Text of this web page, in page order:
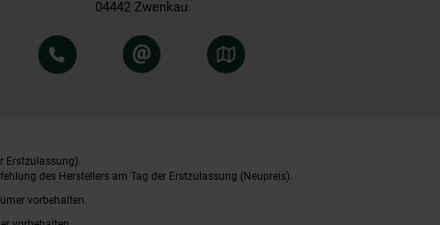
04442 Zwenkau
Erstzulassung).
des Herstellers am Tag der Erstzulassung (Neupreis).
vorbehalten.